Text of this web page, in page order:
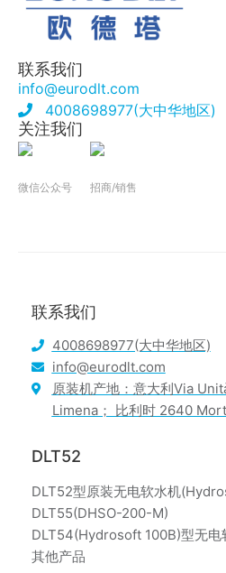
联系我们
info@eurodlt.com
4008698977(大中华地区)
关注我们
微信公众号 招商/销售
联系我们
4008698977(大中华地区)
info@eurodlt.com
原装机产地：意大利Via
Limena； 比利时 2640
DLT52
DLT52型原装无电软水机
DLT55(DHSO-200-M)
DLT54(Hydrosoft 100B)型无电
其他产品